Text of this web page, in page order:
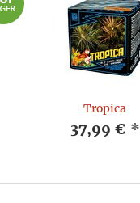
Tropica
37,99 € *